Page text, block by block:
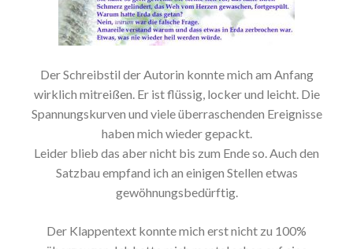
Der Schreibstil der Autorin konnte mich am Anfang
wirklich mitreißen. Er ist flüssig, locker und leicht. Die
Spannungskurven und viele überraschenden Ereignisse
haben mich wieder gepackt.
Leider blieb das aber nicht bis zum Ende so. Auch den
Satzbau empfand ich an einigen Stellen etwas
gewöhnungsbedürftig.
Der Klappentext konnte mich erst nicht zu 100%